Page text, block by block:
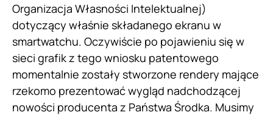
Organizacja Własności Intelektualnej)
dotyczący właśnie składanego ekranu w
smartwatchu. Oczywiście po pojawieniu się w
sieci grafik z tego wniosku patentowego
momentalnie zostały stworzone rendery mające
rzekomo prezentować wygląd nadchodzącej
nowości producenta z Państwa Środka. Musimy